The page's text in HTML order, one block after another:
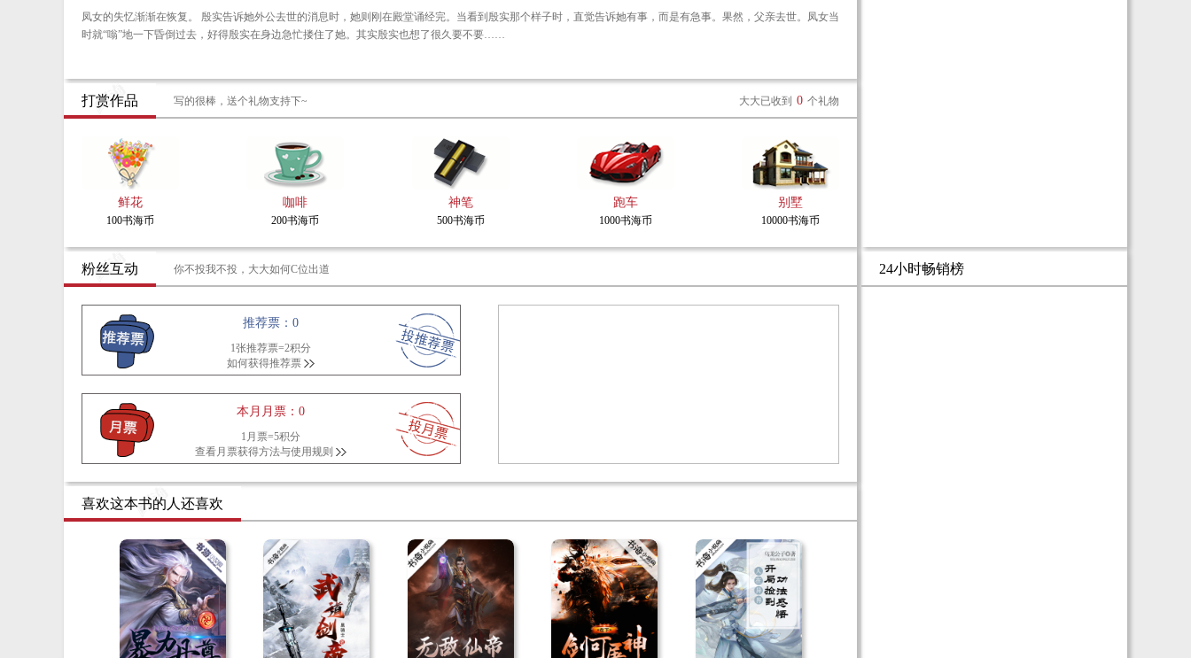
凤女的失忆渐渐在恢复。 殷实告诉她外公去世的消息时，她则刚在殿堂诵经完。当看到殷实那个样子时，直觉告诉她有事，而是有急事。果然，父亲去世。凤女当
时就“嗡”地一下昏倒过去，好得殷实在身边急忙搂住了她。其实殷实也想了很久要不要……
打赏作品 写的很棒，送个礼物支持下~ 大大已收到 0 个礼物
鲜花
100书海币
咖啡
200书海币
神笔
500书海币
跑车
1000书海币
别墅
10000书海币
粉丝互动 你不投我不投，大大如何C位出道
推荐票：0
1张推荐票=2积分
如何获得推荐票
本月月票：0
1月票=5积分
查看月票获得方法与使用规则
喜欢这本书的人还喜欢
24小时畅销榜